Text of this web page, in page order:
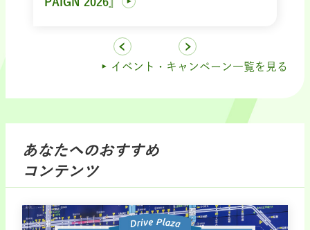
イベント・キャンペーン一覧を見る
あなたへのおすすめ
コンテンツ